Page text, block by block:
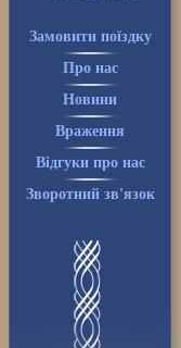
Замовити поїздку
Про нас
Новини
Враження
Відгуки про нас
Зворотний зв'язок